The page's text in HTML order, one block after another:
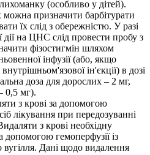
(особливо у дітей).
призначити барбітурати
їх слід з обережністю. У разі
дії на ЦНС слід провести пробу з
фізостигмін шляхом
інфузії (або, якщо
ін'єкції) в дозі
доза для дорослих – 2 мг,
0,5 мг).
з крові за допомогою
лікування при передозуванні
з крові необхідну
допомогою гемоперфузії із
вугілля. Дані щодо видалення